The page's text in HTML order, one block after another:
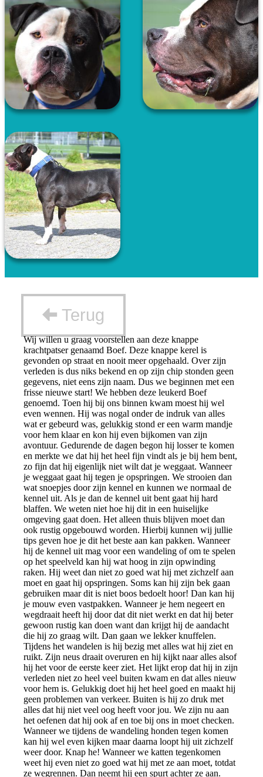
Terug
Wij willen u graag voorstellen aan deze knappe
krachtpatser genaamd Boef. Deze knappe kerel is
gevonden op straat en nooit meer opgehaald. Over zijn
verleden is dus niks bekend en op zijn chip stonden geen
gegevens, niet eens zijn naam. Dus we beginnen met een
frisse nieuwe start! We hebben deze leukerd Boef
genoemd. Toen hij bij ons binnen kwam moest hij wel
even wennen. Hij was nogal onder de indruk van alles
wat er gebeurd was, gelukkig stond er een warm mandje
voor hem klaar en kon hij even bijkomen van zijn
avontuur. Gedurende de dagen begon hij losser te komen
en merkte we dat hij het heel fijn vindt als je bij hem bent,
zo fijn dat hij eigenlijk niet wilt dat je weggaat. Wanneer
je weggaat gaat hij tegen je opspringen. We strooien dan
wat snoepjes door zijn kennel en kunnen we normaal de
kennel uit. Als je dan de kennel uit bent gaat hij hard
blaffen. We weten niet hoe hij dit in een huiselijke
omgeving gaat doen. Het alleen thuis blijven moet dan
ook rustig opgebouwd worden. Hierbij kunnen wij jullie
tips geven hoe je dit het beste aan kan pakken. Wanneer
hij de kennel uit mag voor een wandeling of om te spelen
op het speelveld kan hij wat hoog in zijn opwinding
raken. Hij weet dan niet zo goed wat hij met zichzelf aan
moet en gaat hij opspringen. Soms kan hij zijn bek gaan
gebruiken maar dit is niet boos bedoelt hoor! Dan kan hij
je mouw even vastpakken. Wanneer je hem negeert en
wegdraait heeft hij door dat dit niet werkt en dat hij beter
gewoon rustig kan doen want dan krijgt hij de aandacht
die hij zo graag wilt. Dan gaan we lekker knuffelen.
Tijdens het wandelen is hij bezig met alles wat hij ziet en
ruikt. Zijn neus draait overuren en hij kijkt naar alles alsof
hij het voor de eerste keer ziet. Het lijkt erop dat hij in zijn
verleden niet zo heel veel buiten kwam en dat alles nieuw
voor hem is. Gelukkig doet hij het heel goed en maakt hij
geen problemen van verkeer. Buiten is hij zo druk met
alles dat hij niet veel oog heeft voor jou. We zijn nu aan
het oefenen dat hij ook af en toe bij ons in moet checken.
Wanneer we tijdens de wandeling honden tegen komen
kan hij wel even kijken maar daarna loopt hij uit zichzelf
weer door. Knap he! Wanneer we katten tegenkomen
weet hij even niet zo goed wat hij met ze aan moet, totdat
ze wegrennen. Dan neemt hij een spurt achter ze aan.